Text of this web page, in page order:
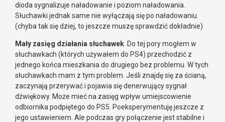
dioda sygnalizuje naładowanie i poziom naładowania.
Słuchawki jednak same nie wyłączają się po naładowaniu.
(chyba tak się dziej, to jeszcze muszę sprawdzić dokładnie)
Mały zasięg działania słuchawek . Do tej pory mogłem w
słuchawkach (których używałem do PS4) przechodzić z
jednego końca mieszkania do drugiego bez problemu. W tych
słuchawkach mam z tym problem. Jeśli znajdę się za ścianą,
zaczynają przerywać i pojawia się denerwujący sygnał
dźwiękowy. Może mieć na zasięg wpływ umiejscowienie
odbiornika podpiętego do PS5. Poeksperymentuję jeszcze z
jego ustawieniem. Ale podczas gry połączenie jest stabilne i